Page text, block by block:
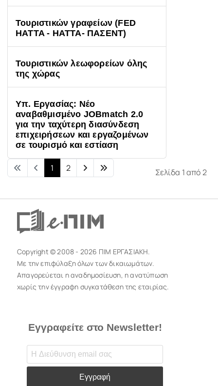
Τουριστικών γραφείων (FED
HATTA - ΗΑΤΤΑ- ΠΑΣΕΝΤ)
Τουριστικών λεωφορείων όλης
της χώρας
Υπ. Εργασίας: Νέο
αναβαθμισμένο JOBmatch 2.0
για την ταχύτερη διασύνδεση
επιχειρήσεων και εργαζομένων
σε τουρισμό και εστίαση
Σελίδα 1 από 2
1 2
Copyright © 2008 - 2026 ΠΙΜ ΕΡΓΑΣΙΑΚΗ.
Με την επιφύλαξη όλων των δικαιωμάτων.
Απαγορεύεται η αναδημοσίευση, η ανατύπωση
χωρίς την έγγραφη συγκατάθεση της εταιρίας.
Εγγραφείτε στο Newsletter!
Εγγραφή